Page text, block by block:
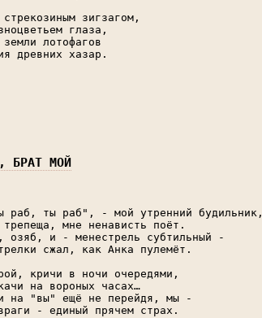
зигзагом,
глаза,
лотофагов
древних хазар.
БРАТ МОЙ
раб, ты раб", - мой утренний будильник,
трепеща, мне ненависть поёт.
озяб, и - менестрель субтильный -
сжал, как Анка пулемёт.
кричи в ночи очередями,
на вороных часах…
на "вы" ещё не перейдя, мы -
- единый прячем страх.